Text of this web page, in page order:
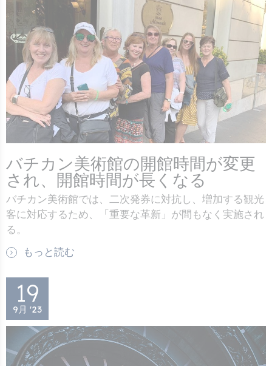
バチカン美術館の開館時間が変更
され、開館時間が長くなる
バチカン美術館では、二次発券に対抗し、増加する観光
客に対応するため、「重要な革新」が間もなく実施され
る。
もっと読む
19
9月 '23